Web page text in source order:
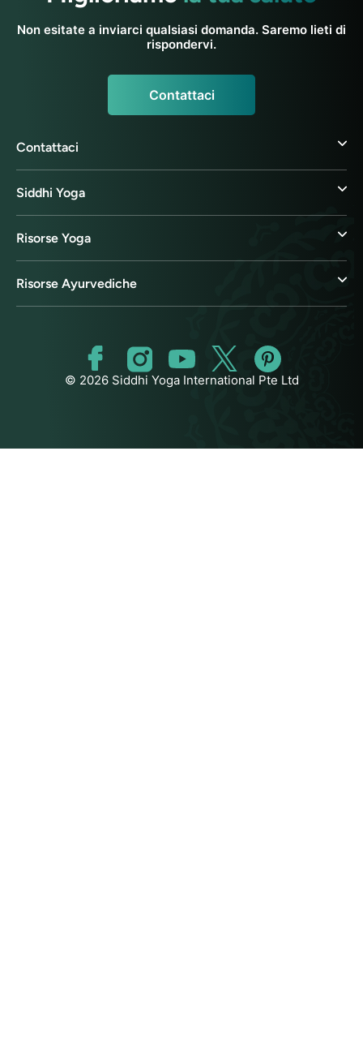
Non esitate a inviarci qualsiasi domanda. Saremo lieti di
rispondervi.
Contattaci
Contattaci
Siddhi Yoga
Risorse Yoga
Risorse Ayurvediche
© 2026 Siddhi Yoga International Pte Ltd